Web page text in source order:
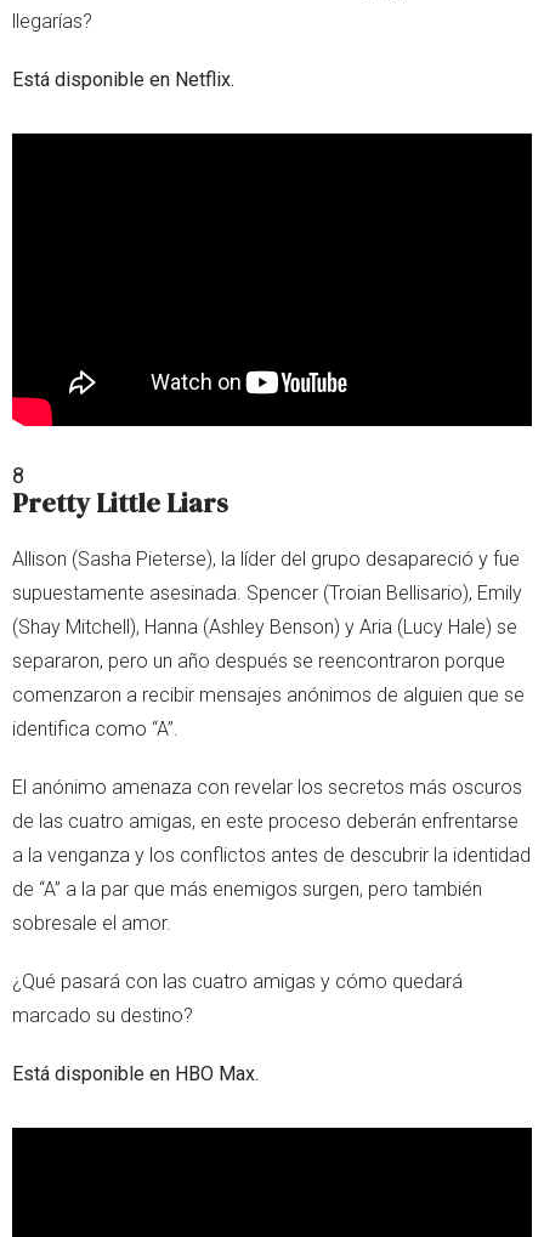
llegarías?
Está disponible en Netflix.
8
Pretty Little Liars
Allison (Sasha Pieterse), la líder del grupo desapareció y fue
supuestamente asesinada. Spencer (Troian Bellisario), Emily
(Shay Mitchell), Hanna (Ashley Benson) y Aria (Lucy Hale) se
separaron, pero un año después se reencontraron porque
comenzaron a recibir mensajes anónimos de alguien que se
identifica como “A”.
El anónimo amenaza con revelar los secretos más oscuros
de las cuatro amigas, en este proceso deberán enfrentarse
a la venganza y los conflictos antes de descubrir la identidad
de “A” a la par que más enemigos surgen, pero también
sobresale el amor.
¿Qué pasará con las cuatro amigas y cómo quedará
marcado su destino?
Está disponible en HBO Max.